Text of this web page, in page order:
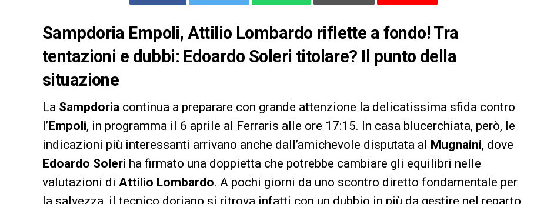
Sampdoria Empoli, Attilio Lombardo riflette a fondo! Tra
tentazioni e dubbi: Edoardo Soleri titolare? Il punto della
situazione
La Sampdoria continua a preparare con grande attenzione la delicatissima sfida contro
l’Empoli, in programma il 6 aprile al Ferraris alle ore 17:15. In casa blucerchiata, però, le
indicazioni più interessanti arrivano anche dall’amichevole disputata al Mugnaini, dove
Edoardo Soleri ha firmato una doppietta che potrebbe cambiare gli equilibri nelle
valutazioni di Attilio Lombardo. A pochi giorni da uno scontro diretto fondamentale per